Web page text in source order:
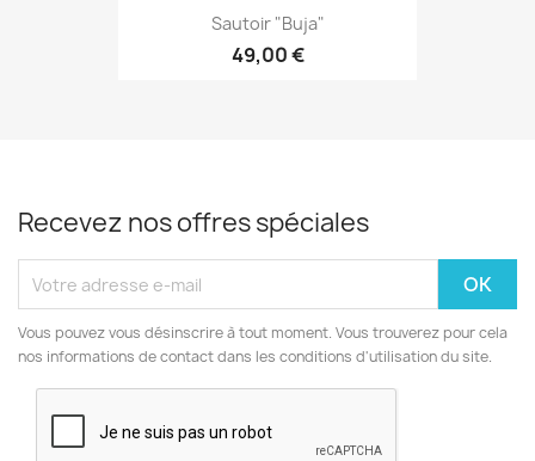
Sautoir "Buja"
49,00 €
Recevez nos offres spéciales
Vous pouvez vous désinscrire à tout moment. Vous trouverez pour cela
nos informations de contact dans les conditions d'utilisation du site.